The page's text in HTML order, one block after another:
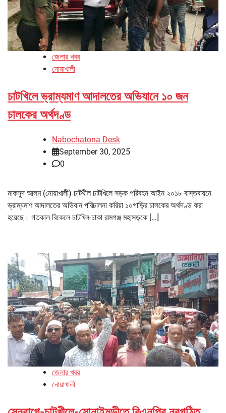
জেলার খবর
নোয়াখালী
চাটখিলে ভ্রাম্যমাণ আদালতের অভিযানে ১০ জন
চালকের অর্থদণ্ড
Nabochatona Desk
September 30, 2025
0
মাকসুদ আলম (নোয়াখালী) চাটখীল চাটখিলে সড়ক পরিবহন আইন ২০১৮ বাস্তবায়নে
ভ্রাম্যমাণ আদালতের অভিযান পরিচালনা করিয়া ১০গাড়ির চালকের অর্থদণ্ড করা
হয়েছে। গতকাল বিকেলে চাটখিল-ঢাকা রামগঞ্জ মহাসড়কে […]
জেলার খবর
নোয়াখালী